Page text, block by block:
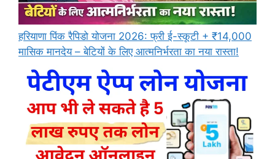
हरियाणा पिंक रैपिडो योजना 2026: फ्री ई-स्कूटी + ₹14,000
मासिक मानदेय – बेटियों के लिए आत्मनिर्भरता का नया रास्ता!